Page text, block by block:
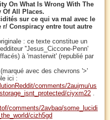
On What Is Wrong With The
Of All Places.
sur ce qui va mal avec le
r/ Conspiracy entre tout autre
: ce texte constitue un
''Jesus_Ciccone-Penn'
à 'masterwit' (republié par
avec des chevrons '>'
ici :
comments/2aujmu/us
ciyxm22 .
comments/2avbaq/some_lucidi
cizh5gd